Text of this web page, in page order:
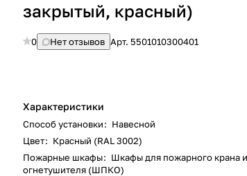
закрытый, красный)
0 Нет отзывов Арт. 5501010300401
Характеристики
Способ установки: Навесной
Цвет: Красный (RAL 3002)
Пожарные шкафы: Шкафы для пожарного крана и
огнетушителя (ШПКО)